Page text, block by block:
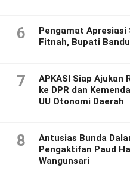
6
Pengamat Apresiasi
Fitnah, Bupati
7
APKASI Siap Ajukan
ke DPR dan
UU Otonomi Daerah
8
Antusias Bunda
Pengaktifan Paud
Wangunsari